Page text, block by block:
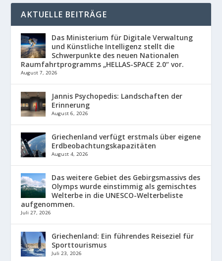
AKTUELLE BEITRÄGE
Das Ministerium für Digitale Verwaltung
und Künstliche Intelligenz stellt die
Schwerpunkte des neuen Nationalen
Raumfahrtprogramms „HELLAS-SPACE 2.0“ vor.
August 7, 2026
Jannis Psychopedis: Landschaften der
Erinnerung
August 6, 2026
Griechenland verfügt erstmals über eigene
Erdbeobachtungskapazitäten
August 4, 2026
Das weitere Gebiet des Gebirgsmassivs des
Olymps wurde einstimmig als gemischtes
Welterbe in die UNESCO-Welterbeliste
aufgenommen.
Juli 27, 2026
Griechenland: Ein führendes Reiseziel für
Sporttourismus
Juli 23, 2026